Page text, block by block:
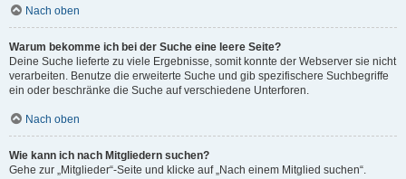
Nach oben
Warum bekomme ich bei der Suche eine leere Seite?
Deine Suche lieferte zu viele Ergebnisse, somit konnte der Webserver sie nicht
verarbeiten. Benutze die erweiterte Suche und gib spezifischere Suchbegriffe
ein oder beschränke die Suche auf verschiedene Unterforen.
Nach oben
Wie kann ich nach Mitgliedern suchen?
Gehe zur „Mitglieder“-Seite und klicke auf „Nach einem Mitglied suchen“.